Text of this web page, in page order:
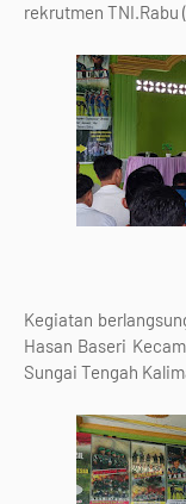
rekrutmen TNI.Rabu
Kegiatan
Hasan Baseri
Sungai Tengah